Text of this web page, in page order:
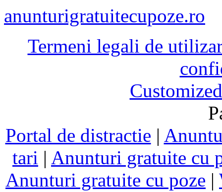
anunturigratuitecupoze.ro
Termeni legali de
Portal de distractie |
tari | Anunturi gratuite cu
Anunturi gratuite cu poze |